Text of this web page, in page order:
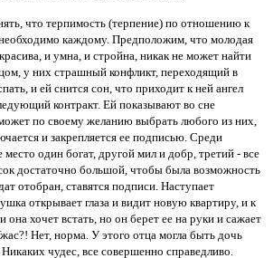
что терпимость (терпение) по отношению к
каждому. Предположим, что молодая
и умна, и стройна, никак не может найти
у них страшный конфликт, переходящий в
и ей снится сон, что приходит к ней ангел
контракт. Ей показывают во сне
по своему желанию выбрать любого из них,
и закрепляется ее подписью. Среди
место один богат, другой мил и добр, третий - все
достаточно большой, чтобы была возможность
отобран, ставятся подписи. Наступает
открывает глаза и видит новую квартиру, и к
она хочет встать, но он берет ее на руки и сажает
Нет, норма. У этого отца могла быть дочь
чудес, все совершенно справедливо.